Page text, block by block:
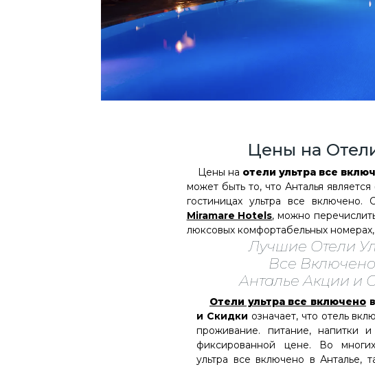
Цены на
Цены на отели ультра все
может быть то, что Анталья
гостиницах ультра все
Miramare Hotels, можно
люксовых комфортабельных
Лучшие Отели
Все
Анталье Акции и
Отели ультра все включено
и Скидки означает, что отель
проживание. питание, напитки
фиксированной цене. Во
ультра все включено в Анталье,